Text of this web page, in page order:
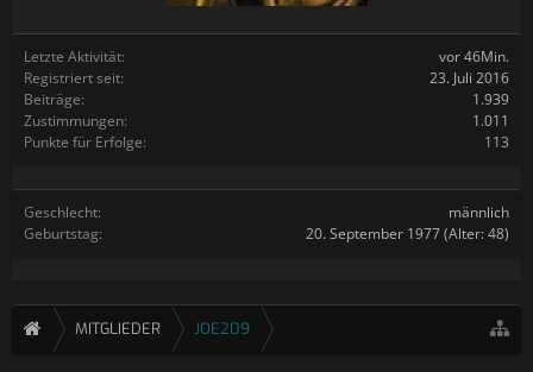
Letzte Aktivität:
vor 46Min.
Registriert seit:
23. Juli 2016
Beiträge:
1.939
Zustimmungen:
1.011
Punkte für Erfolge:
113
Geschlecht:
männlich
Geburtstag:
20. September 1977(Alter: 48)
MITGLIEDER JOE209